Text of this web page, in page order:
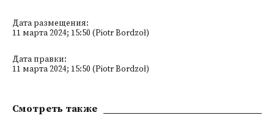
Дата размещения:
11 марта 2024; 15:50 (Piotr Bordzoł)
Дата правки:
11 марта 2024; 15:50 (Piotr Bordzoł)
Смотреть также